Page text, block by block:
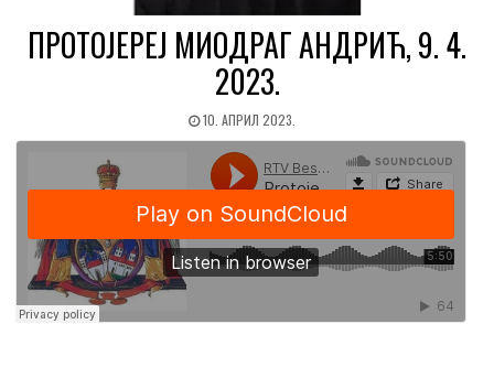
ПРОТОЈЕРЕЈ МИОДРАГ АНДРИЋ, 9. 4.
2023.
10. АПРИЛ 2023.